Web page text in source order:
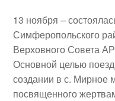
13 ноября –
Симферопольского
Верховного Совета
Основной целью
создании в с. Мирное
посвященного